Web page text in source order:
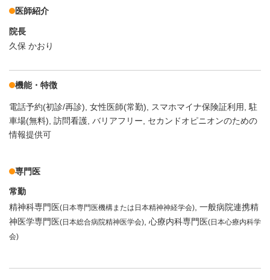
医師紹介
院長
久保 かおり
機能・特徴
電話予約(初診/再診) 女性医師(常勤) スマホマイナ保険証利用
駐
車場(無料) 訪問看護 バリアフリー
セカンドオピニオンのための
情報提供可
専門医
常勤
精神科専門医(日本専門医機構または日本精神神経学会) 一般病院連携精
神医学専門医(日本総合病院精神医学会) 心療内科専門医(日本心療内科学
会)